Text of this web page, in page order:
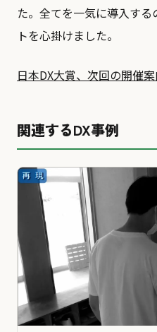
た。全てを一気に導入す
トを心掛けました。
日本DX大賞、次回の開催
関連するDX事例